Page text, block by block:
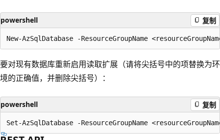
powershell 复制
要对现有数据库重新启用读取扩展（请将尖括号中的项替换为环
境的正确值，并删除尖括号）：
powershell 复制